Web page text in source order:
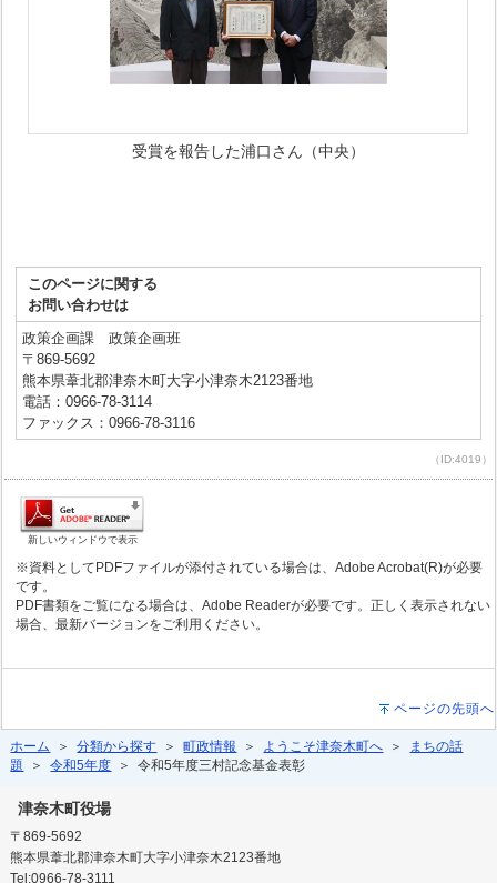
受賞を報告した浦口さん（中央）
このページに関する
お問い合わせは
政策企画課 政策企画班
〒869-5692
熊本県葦北郡津奈木町大字小津奈木2123番地
電話：0966-78-3114
ファックス：0966-78-3116
（ID:4019）
新しいウィンドウで表示
※資料としてPDFファイルが添付されている場合は、Adobe Acrobat(R)が必要
です。
PDF書類をご覧になる場合は、Adobe Readerが必要です。正しく表示されない
場合、最新バージョンをご利用ください。
ページの先頭へ
ホーム ＞分類から探す ＞町政情報 ＞ ようこそ津奈木町へ ＞
まちの話
題
＞令和5年度 ＞ 令和5年度三村記念基金表彰
津奈木町役場
〒869-5692
熊本県葦北郡津奈木町大字小津奈木2123番地
Tel:0966-78-3111